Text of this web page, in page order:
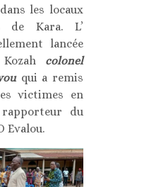
les locaux
de Kara. L’
lancée
colonel
qui a remis
victimes en
du
Evalou.